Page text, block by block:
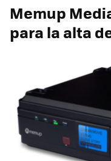
Memup
para la alta